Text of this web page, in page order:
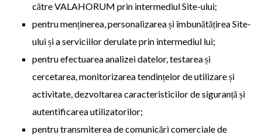
către VALAHORUM prin intermediul Site-ului;
pentru menținerea, personalizarea și îmbunătățirea Site-
ului și a serviciilor derulate prin intermediul lui;
pentru efectuarea analizei datelor, testarea și
cercetarea, monitorizarea tendințelor de utilizare și
activitate, dezvoltarea caracteristicilor de siguranță și
autentificarea utilizatorilor;
pentru transmiterea de comunicări comerciale de